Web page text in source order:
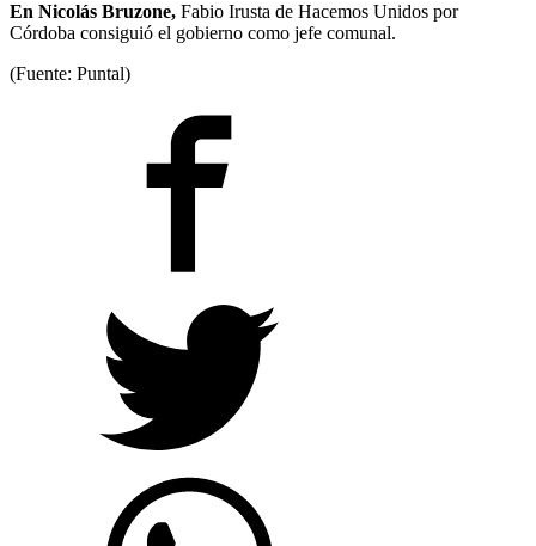
En Nicolás Bruzone, Fabio Irusta de Hacemos Unidos por
Córdoba consiguió el gobierno como jefe comunal.
(Fuente: Puntal)